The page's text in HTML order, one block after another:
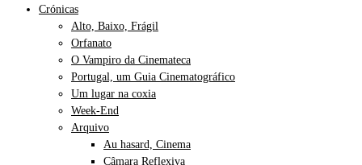
Crónicas
Alto, Baixo, Frágil
Orfanato
O Vampiro da Cinemateca
Portugal, um Guia Cinematográfico
Um lugar na coxia
Week-End
Arquivo
Au hasard, Cinema
Câmara Reflexiva